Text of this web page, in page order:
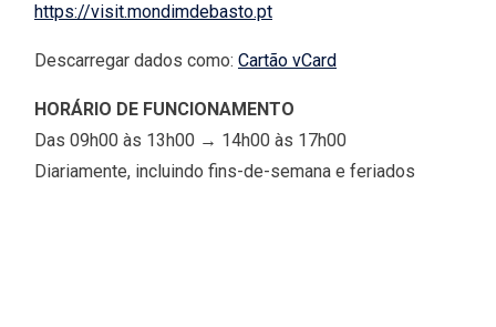
https://visit.mondimdebasto.pt
Descarregar dados como: Cartão vCard
HORÁRIO DE FUNCIONAMENTO
Das 09h00 às 13h00 → 14h00 às 17h00
Diariamente, incluindo fins-de-semana e feriados